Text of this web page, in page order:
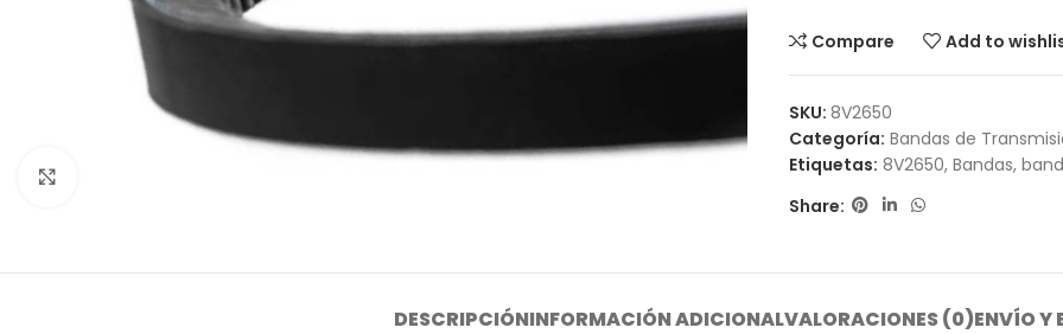
Compare Add to
SKU: 8V2650
Categoría: Bandas de
Etiquetas: 8V2650, Bandas,
Share:
DESCRIPCIÓNINFORMACIÓN ADICIONALVALORACIONES (0)ENVÍO Y